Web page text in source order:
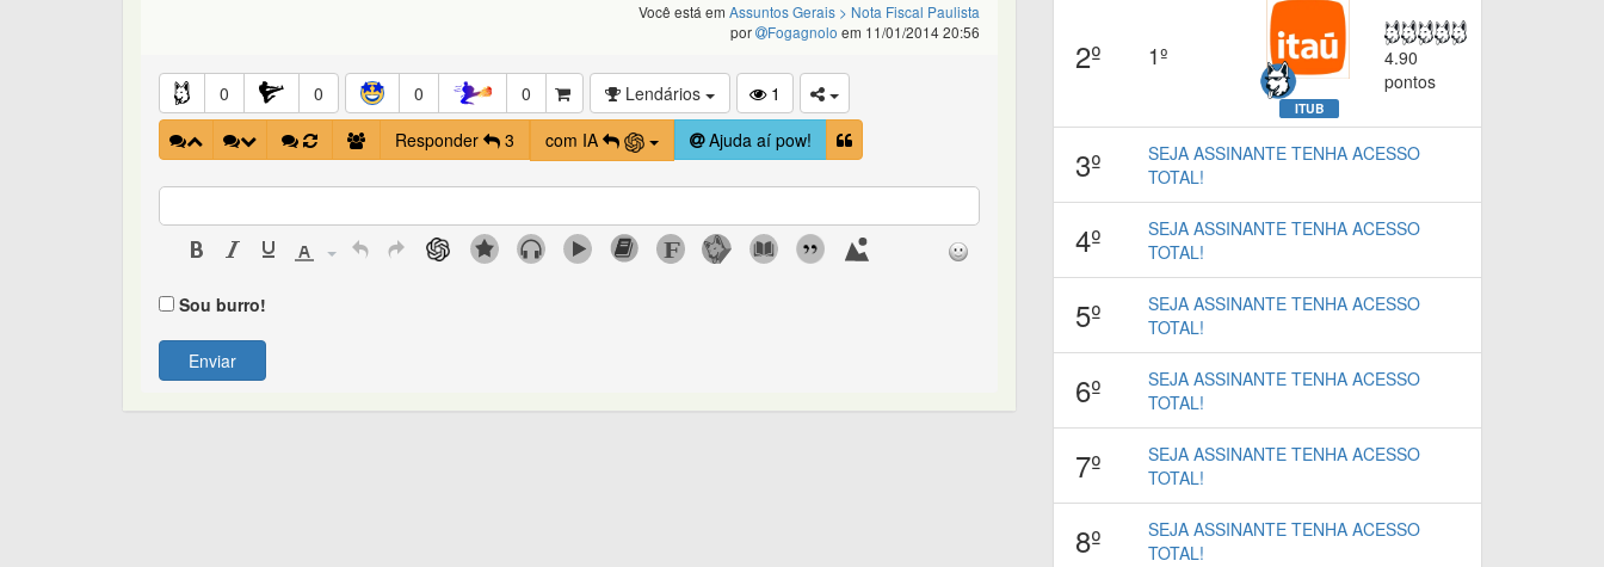
Você está em Assuntos Gerais > Nota Fiscal Paulista
por
Fogagnolo em 11/01/2014 20:56
0 0 0 0 Lendários
1
Responder
3 com IA Ajuda aí pow!
Sou burro!
Enviar
2º 1º
ITUB
4.90
pontos
3º
SEJA ASSINANTE TENHA ACESSO
TOTAL!
4º
SEJA ASSINANTE TENHA ACESSO
TOTAL!
5º
SEJA ASSINANTE TENHA ACESSO
TOTAL!
6º
SEJA ASSINANTE TENHA ACESSO
TOTAL!
7º
SEJA ASSINANTE TENHA ACESSO
TOTAL!
8º
SEJA ASSINANTE TENHA ACESSO
TOTAL!